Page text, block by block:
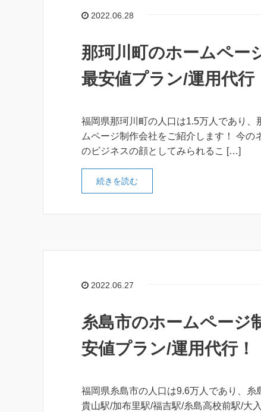
2022.06.28
那珂川町のホームペー
最安値プラン/運用代行
福岡県那珂川町の人口は1.5万人であり
ムページ制作会社をご紹介します！ 今
のビジネスの顔としてみられるこ […]
続きを読む
2022.06.27
糸島市のホームページ
安値プラン/運用代行！
福岡県糸島市の人口は9.6万人であり、
貴山駅/加布里駅/福吉駅/糸島高校前駅/大